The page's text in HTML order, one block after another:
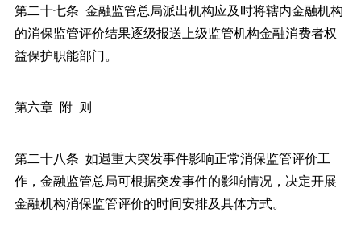
第二十七条 金融监管总局派出机构应及时将辖内金融机构
的消保监管评价结果逐级报送上级监管机构金融消费者权
益保护职能部门。
第六章 附 则
第二十八条 如遇重大突发事件影响正常消保监管评价工
作，金融监管总局可根据突发事件的影响情况，决定开展
金融机构消保监管评价的时间安排及具体方式。